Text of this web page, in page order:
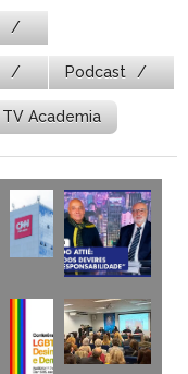
Podcast
TV Academia